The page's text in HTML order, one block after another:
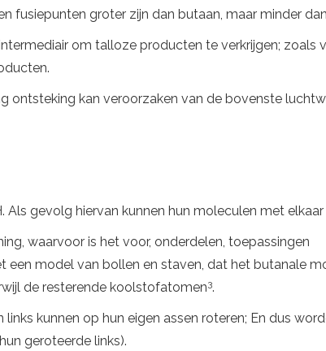
fusiepunten groter zijn dan butaan, maar minder
om talloze producten te verkrijgen; zoals
ontsteking kan veroorzaken van de bovenste
Als gevolg hiervan kunnen hun moleculen met
waarvoor is het voor, onderdelen, toepassingen
model van bollen en staven, dat het butanale
de resterende koolstofatomen3.
links kunnen op hun eigen assen roteren; En dus
geroteerde links).